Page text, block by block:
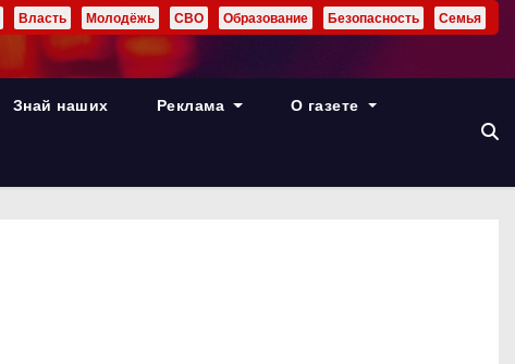
Власть Молодёжь СВО Образование Безопасность Семья
Знай наших Реклама О газете